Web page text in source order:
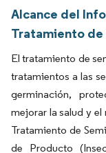
Alcance del
Tratamiento de
El tratamiento de
tratamientos a las
germinación,
mejorar la salud y
Tratamiento de
de Producto